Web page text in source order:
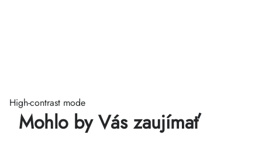
High-contrast mode
Mohlo by Vás zaujímať